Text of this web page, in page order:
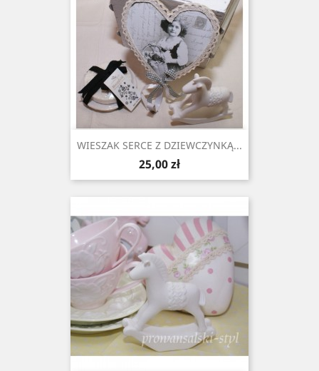
WIESZAK SERCE Z DZIEWCZYNKĄ...
Cena
25,00 zł